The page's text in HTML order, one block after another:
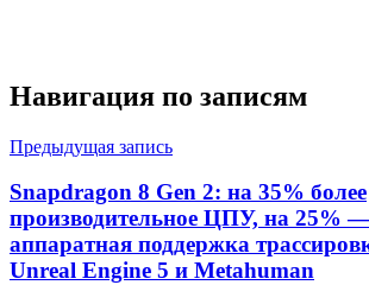
Навигация по записям
Предыдущая запись
Snapdragon 8 Gen 2: на 35% более
производительное ЦПУ, на 25%
аппаратная поддержка
Unreal Engine 5 и Metahuman